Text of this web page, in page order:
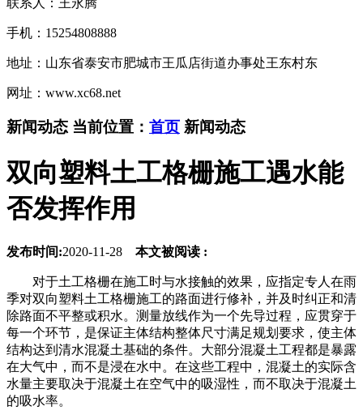
手机：15254808888
地址：山东省泰安市肥城市王瓜店街道办事处王东村东
网址：www.xc68.net
新闻动态 当前位置： 首页 新闻动态
双向塑料土工格栅施工遇水能
否发挥作用
发布时间:2020-11-28 本文被阅读 :
对于土工格栅在施工时与水接触的效果，应指定专人在雨
季对双向塑料土工格栅施工的路面进行修补，并及时纠正和清
除路面不平整或积水。测量放线作为一个先导过程，应贯穿于
每一个环节，是保证主体结构整体尺寸满足规划要求，使主体
结构达到清水混凝土基础的条件。大部分混凝土工程都是暴露
在大气中，而不是浸在水中。在这些工程中，混凝土的实际含
水量主要取决于混凝土在空气中的吸湿性，而不取决于混凝土
的吸水率。